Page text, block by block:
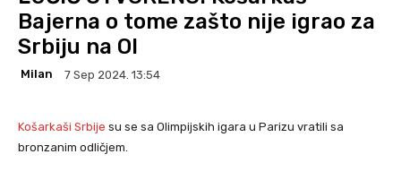
Bajerna o tome zašto nije igrao za
Srbiju na OI
Milan 7 Sep 2024. 13:54
Košarkaši Srbije su se sa Olimpijskih igara u Parizu vratili sa
bronzanim odličjem.